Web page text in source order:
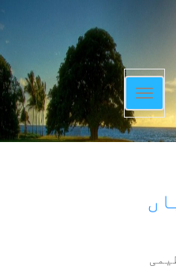
Toggle
navigation